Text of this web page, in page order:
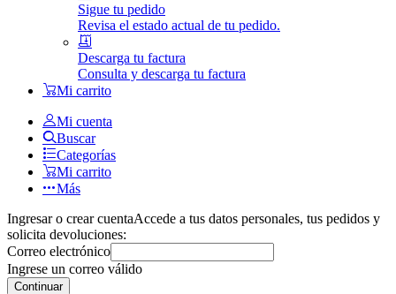
Sigue tu pedido
Revisa el estado actual de tu pedido.
Descarga tu factura
Consulta y descarga tu factura
Mi carrito
Mi cuenta
Buscar
Categorías
Mi carrito
Más
Ingresar o crear cuentaAccede a tus datos personales, tus pedidos y
solicita devoluciones:
Correo electrónico
Ingrese un correo válido
Continuar